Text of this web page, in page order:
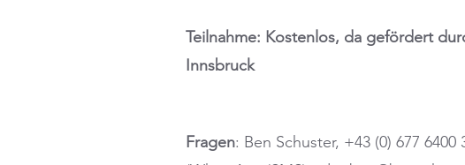
Teilnahme: Kostenlos, da gefördert
Innsbruck
Fragen: Ben Schuster, +43 (0) 677 6400